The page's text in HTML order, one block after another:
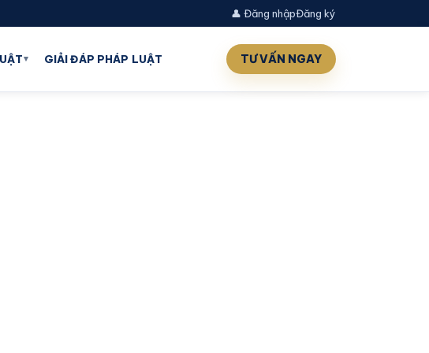
👤 Đăng nhậpĐăng ký
▾ GIẢI ĐÁP PHÁP LUẬT TƯ VẤN NGAY